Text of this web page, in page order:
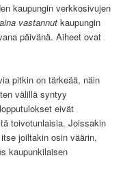
kaupungin verkkosivujen
aina vastannut kaupungin
päivänä. Aiheet ovat
pitkin on tärkeää, näin
välillä syntyy
eivät
toivotunlaisia. Joissakin
joiltakin osin väärin,
kaupunkilaisen